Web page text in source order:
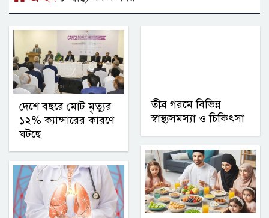
দেশে বছরে মোট মৃত্যুর
১২% ক্যান্সারের কারণে
ঘটছে
তীব্র গরমে বিভিন্ন
স্বাস্থ্যসমস্যা ও চিকিৎসা